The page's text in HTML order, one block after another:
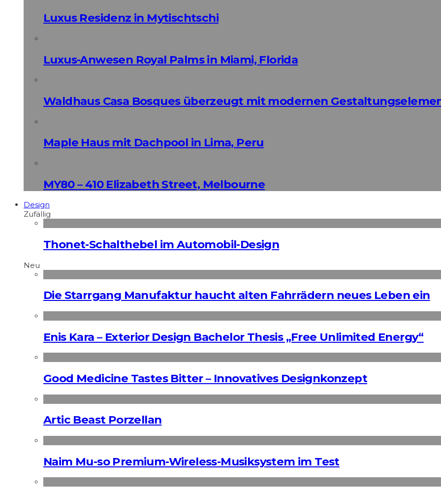
Luxus Residenz in Mytischtschi
Luxus-Anwesen Royal Palms in Miami, Florida
Waldhaus Casa Bosques überzeugt mit modernen
Maple Haus mit Dachpool in Lima, Peru
MY80 – 410 Elizabeth Street, Melbourne
Design
Zufällig
Thonet-Schalthebel im Automobil-Design
Neu
Die Starrgang Manufaktur haucht alten Fahrrädern neues Leben ein
Enis Kara – Exterior Design Bachelor Thesis „Free Unlimited Energy“
Good Medicine Tastes Bitter – Innovatives Designkonzept
Artic Beast Porzellan
Naim Mu-so Premium-Wireless-Musiksystem im Test